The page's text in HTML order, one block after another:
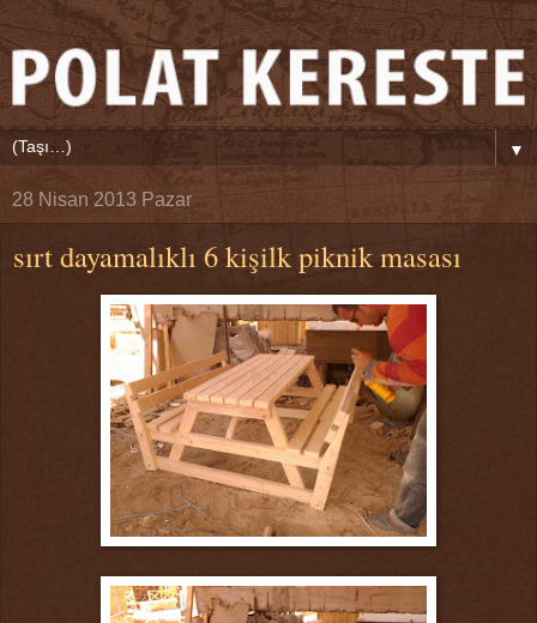
▼
28 Nisan 2013 Pazar
sırt dayamalıklı 6 kişilk piknik masası